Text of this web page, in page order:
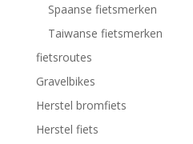
Spaanse fietsmerken
Taiwanse fietsmerken
fietsroutes
Gravelbikes
Herstel bromfiets
Herstel fiets